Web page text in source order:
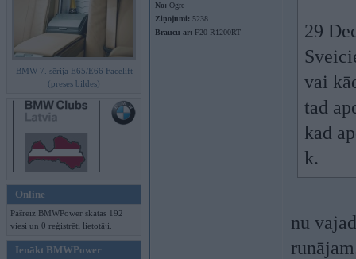
BMW 7. sērija E65/E66 Facelift
(preses bildes)
Online
Pašreiz BMWPower skatās 192
viesi un 0 reģistrēti lietotāji.
Ienākt BMWPower
No: Ogre
Ziņojumi: 5238
Braucu ar: F20 R1200RT
29
vai
tad
kad
k.
nu